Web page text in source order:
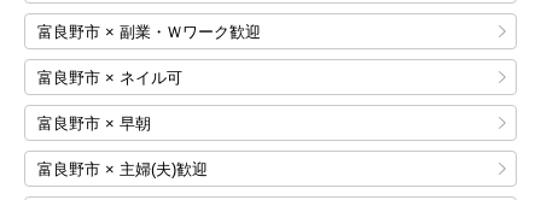
富良野市 × 副業・Ｗワーク歓迎
富良野市 × ネイル可
富良野市 × 早朝
富良野市 × 主婦(夫)歓迎